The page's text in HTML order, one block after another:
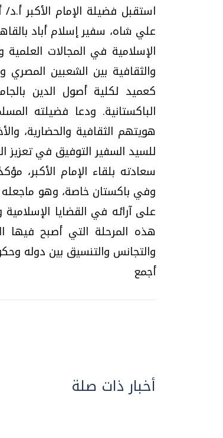
استقبل فضيلة الإمام الأكبر
علي شاه، سفير إسلام أباد
الإسلامية في المجالات العلمية
والثقافية بين الشعبين
كعميد لكلية أصول الدين
الباكستانية. ودعا فضيلته
هويتهم الثقافية والحضارية،
للسيد السفير التوفيق في تعزيز
سعادته بلقاء الإمام الأكبر،
وفي باكستان خاصة، وهو
على آرائه في القضايا
هذه المرحلة التي أصبح فيها
والتجانس والتنسيق بين دوله
أجمع
أخبار ذات صلة
فيديو..
الخميس، 30 يوليو 2026 01:09 م
تحقيقات وحوارات
موجات الطقس الساخنة.. لماذا تحدث وكيف